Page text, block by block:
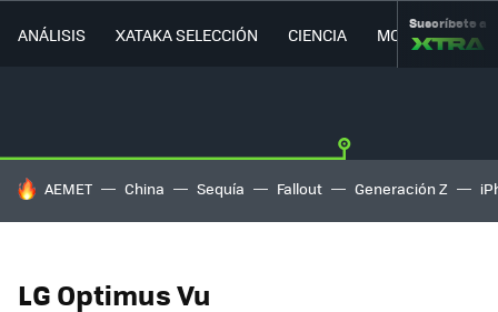
ANÁLISIS XATAKA SELECCIÓN CIENCIA MOVILIDAD
Suscríbete a
HOY SE HABLA DE
AEMET China Sequía Fallout Generación Z
LG Optimus Vu